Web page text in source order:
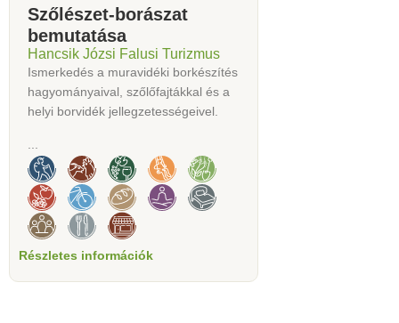
Szőlészet-borászat
bemutatása
Hancsik Józsi Falusi Turizmus
Ismerkedés a muravidéki borkészítés
hagyományaival, szőlőfajtákkal és a
helyi borvidék jellegzetességeivel.
Részletes információk